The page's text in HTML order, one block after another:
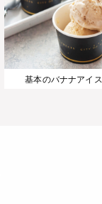
基本のバナナアイス